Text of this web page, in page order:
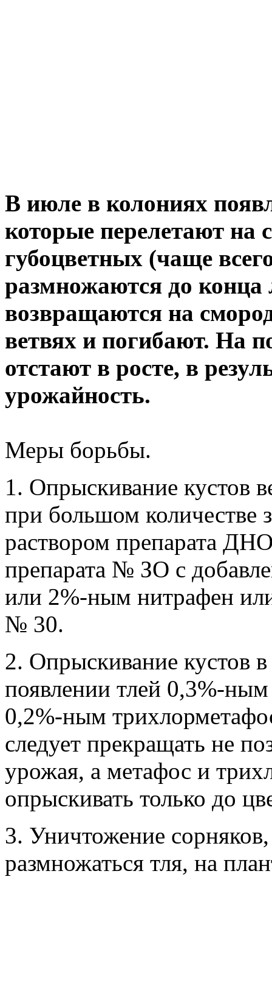
В июле в колониях
которые перелетают на
губоцветных (чаще
размножаются до конца
возвращаются на
ветвях и погибают. На
отстают в росте, в
урожайность.
Меры борьбы.
1. Опрыскивание кустов
при большом
раствором препарата
препарата № ЗО с
или 2%-ным нитрафен
№ 30.
2. Опрыскивание кустов
появлении тлей 0,3%-
0,2%-ным
следует прекращать не
урожая, а метафос и
опрыскивать только до
3. Уничтожение
размножаться тля, на